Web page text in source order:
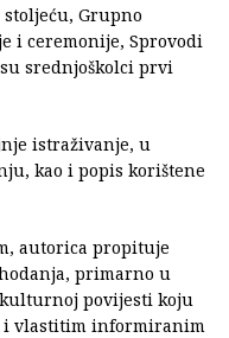
Grupno
i ceremonije, Sprovodi
srednjoškolci prvi
istraživanje, u
kao i popis korištene
autorica propituje
primarno u
povijesti koju
i vlastitim informiranim